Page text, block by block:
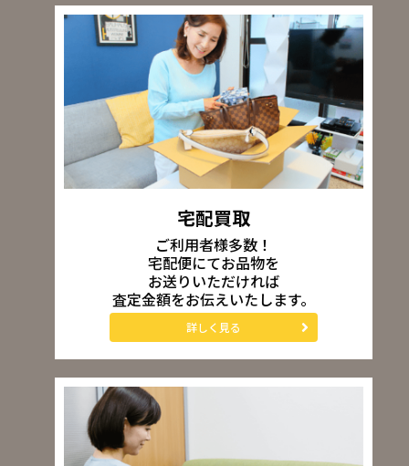
宅配買取
ご利用者様多数！
宅配便にてお品物を
お送りいただければ
査定金額をお伝えいたします。
詳しく見る